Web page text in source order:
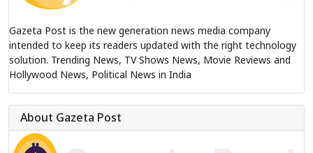
Gazeta Post is the new generation news media company
intended to keep its readers updated with the right technology
solution. Trending News, TV Shows News, Movie Reviews and
Hollywood News, Political News in India
About Gazeta Post